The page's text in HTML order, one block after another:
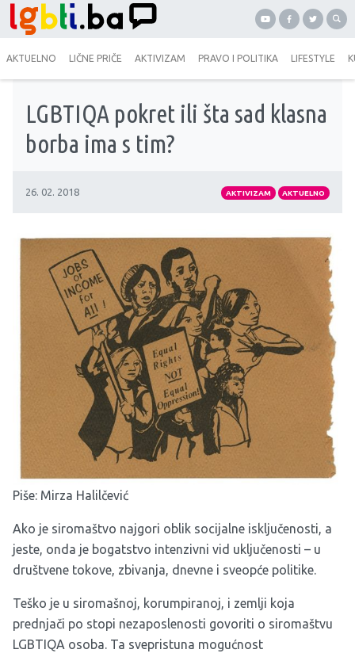
AKTUELNO LIČNE PRIČE AKTIVIZAM PRAVO I POLITIKA LIFESTYLE
LGBTIQA pokret ili šta sad klasna
borba ima s tim?
26. 02. 2018 AKTIVIZAM AKTUELNO
Piše: Mirza Halilčević
Ako je siromaštvo najgori oblik socijalne isključenosti, a
jeste, onda je bogatstvo intenzivni vid uključenosti – u
društvene tokove, zbivanja, dnevne i sveopće politike.
Teško je u siromašnoj, korumpiranoj, i zemlji koja
prednjači po stopi nezaposlenosti govoriti o siromaštvu
LGBTIQA osoba. Ta svepristuna mogućnost